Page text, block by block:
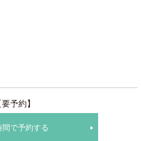
予約】
間で予約する